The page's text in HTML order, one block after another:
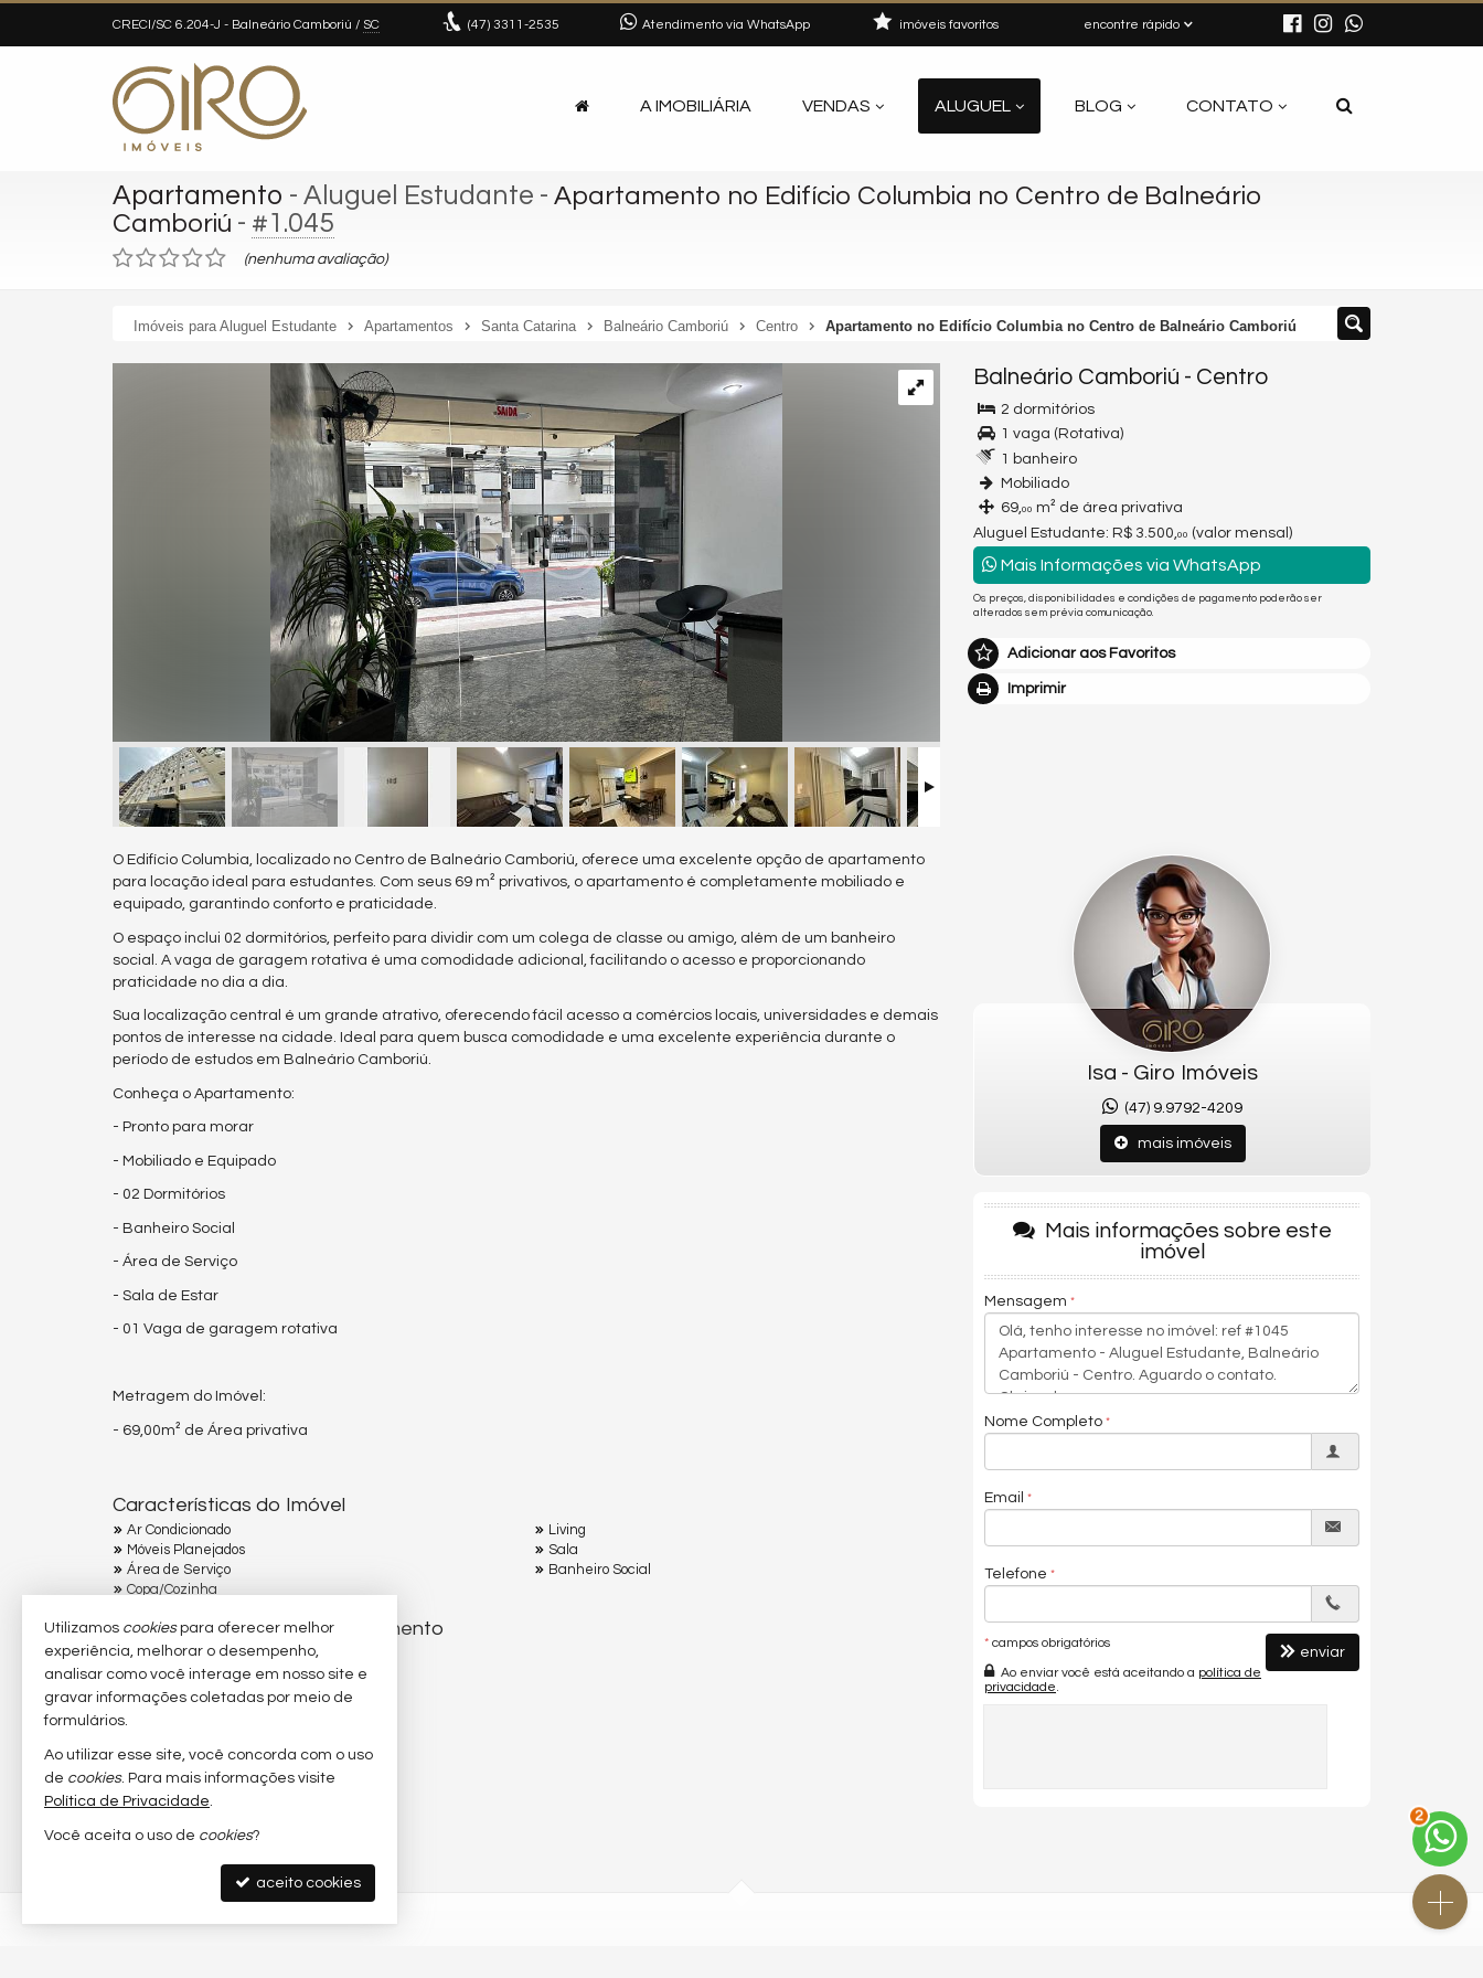
CRECI/SC 6.204-J - Balneário Camboriú / SC (47) 3311-2535 Atendimento via WhatsApp encontre rápido
imóveis favoritos
A IMOBILIÁRIA VENDAS ALUGUEL BLOG CONTATO
Apartamento - Aluguel Estudante - Apartamento no Edifício Columbia no Centro de Balneário
Camboriú - #1.045
(nenhuma avaliação)
Imóveis para Aluguel Estudante Apartamentos Santa Catarina Balneário Camboriú Centro Apartamento no Edifício Columbia no Centro de Balneário Camboriú
Balneário Camboriú - Centro
2 dormitórios
1 vaga (Rotativa)
1 banheiro
Mobiliado
69,00 m² de área privativa
Aluguel Estudante: R$ 3.500,00 (valor mensal)
Mais Informações via WhatsApp
Os preços, disponibilidades e condições de pagamento poderão ser
alterados sem prévia comunicação.
Adicionar aos Favoritos
Imprimir
O Edifício Columbia, localizado no Centro de Balneário Camboriú, oferece uma excelente opção de apartamento
para locação ideal para estudantes. Com seus 69 m² privativos, o apartamento é completamente mobiliado e
equipado, garantindo conforto e praticidade.
O espaço inclui 02 dormitórios, perfeito para dividir com um colega de classe ou amigo, além de um banheiro
social. A vaga de garagem rotativa é uma comodidade adicional, facilitando o acesso e proporcionando
praticidade no dia a dia.
Sua localização central é um grande atrativo, oferecendo fácil acesso a comércios locais, universidades e demais
pontos de interesse na cidade. Ideal para quem busca comodidade e uma excelente experiência durante o
período de estudos em Balneário Camboriú.
Conheça o Apartamento:
- Pronto para morar
- Mobiliado e Equipado
- 02 Dormitórios
- Banheiro Social
- Área de Serviço
- Sala de Estar
- 01 Vaga de garagem rotativa
Metragem do Imóvel:
- 69,00m² de Área privativa
Características do Imóvel
Ar Condicionado
Móveis Planejados
Área de Serviço
Copa/Cozinha
Living
Sala
Banheiro Social
Características do Empreendimento
Elevador
Isa - Giro Imóveis
(47) 9.9792-4209
mais imóveis
Mais informações sobre este
imóvel
Mensagem
Nome Completo
Email
Telefone
* campos obrigatórios
Ao enviar você está aceitando a política de
privacidade
enviar
2
Utilizamos cookiespara oferecer melhor
experiência, melhorar o desempenho,
analisar como você interage em nosso site e
gravar informações coletadas por meio de
formulários.
Ao utilizar esse site, você concorda com o uso
de cookies. Para mais informações visite
Política de Privacidade.
Você aceita o uso de cookies?
aceito cookies